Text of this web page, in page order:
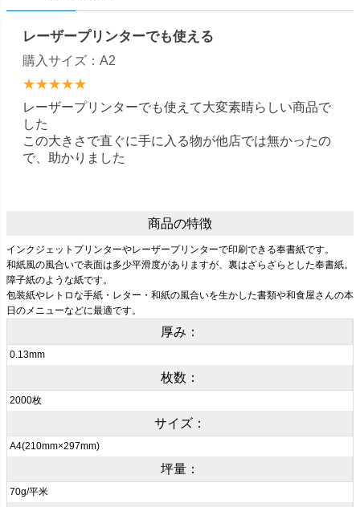
レーザープリンターでも使える
購入サイズ：A2
★★★★★
レーザープリンターでも使えて大変素晴らしい商品で
した
この大きさで直ぐに手に入る物が他店では無かったの
で、助かりました
商品の特徴
インクジェットプリンターやレーザープリンターで印刷できる奉書紙です。
和紙風の風合いで表面は多少平滑度がありますが、裏はざらざらとした奉書紙。
障子紙のような紙です。
包装紙やレトロな手紙・レター・和紙の風合いを生かした書類や和食屋さんの本
日のメニューなどに最適です。
厚み：
0.13mm
枚数：
2000枚
サイズ：
A4(210mm×297mm)
坪量：
70g/平米